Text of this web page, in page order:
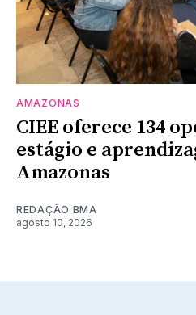
AMAZONAS
CIEE oferece 134
estágio e
Amazonas
REDAÇÃO BMA
agosto 10, 2026